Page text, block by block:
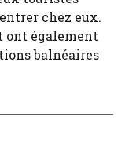
chez eux.
ont également
balnéaires